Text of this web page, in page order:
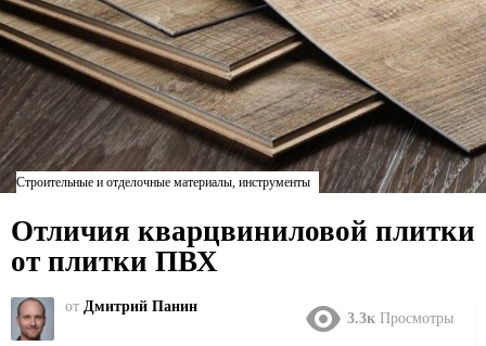
Строительные и отделочные материалы, инструменты
Отличия кварцвиниловой плитки
от плитки ПВХ
от Дмитрий Панин
3.3к Просмотры